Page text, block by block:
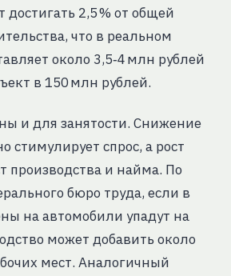
2,5 % от общей
что в реальном
около 3,5‑4 млн рублей
в 150 млн рублей.
и для занятости. Снижение
стимулирует спрос, а рост
производства и найма. По
бюро труда, если в
на автомобили упадут на
может добавить около
мест. Аналогичный